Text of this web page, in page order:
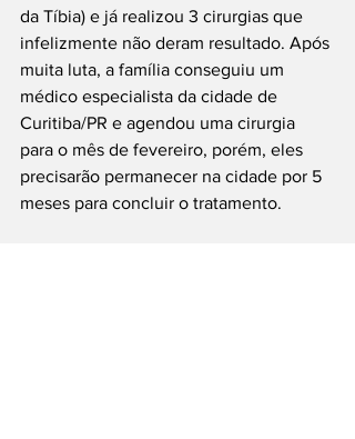
da Tíbia) e já realizou 3 cirurgias que
infelizmente não deram resultado. Após
muita luta, a família conseguiu um
médico especialista da cidade de
Curitiba/PR e agendou uma cirurgia
para o mês de fevereiro, porém, eles
precisarão permanecer na cidade por 5
meses para concluir o tratamento.